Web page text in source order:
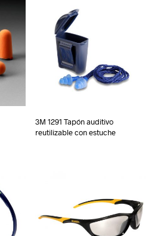
3M 1291 Tapón auditivo
reutilizable con estuche